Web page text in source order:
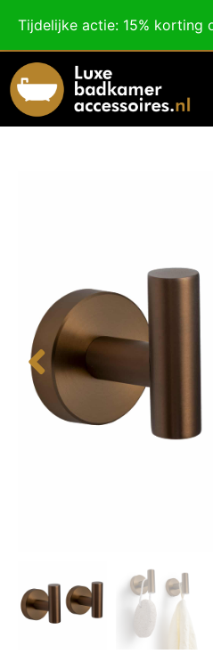
Tijdelijke actie: 15% korting
Voor 18:00 besteld, morgen in huis!